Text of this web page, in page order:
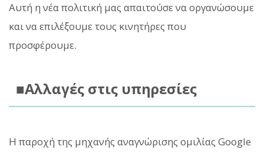
Αυτή η νέα πολιτική μας απαιτούσε να οργανώσουμε
και να επιλέξουμε τους κινητήρες που
προσφέρουμε.
■Αλλαγές στις υπηρεσίες
Η παροχή της μηχανής αναγνώρισης ομιλίας Google